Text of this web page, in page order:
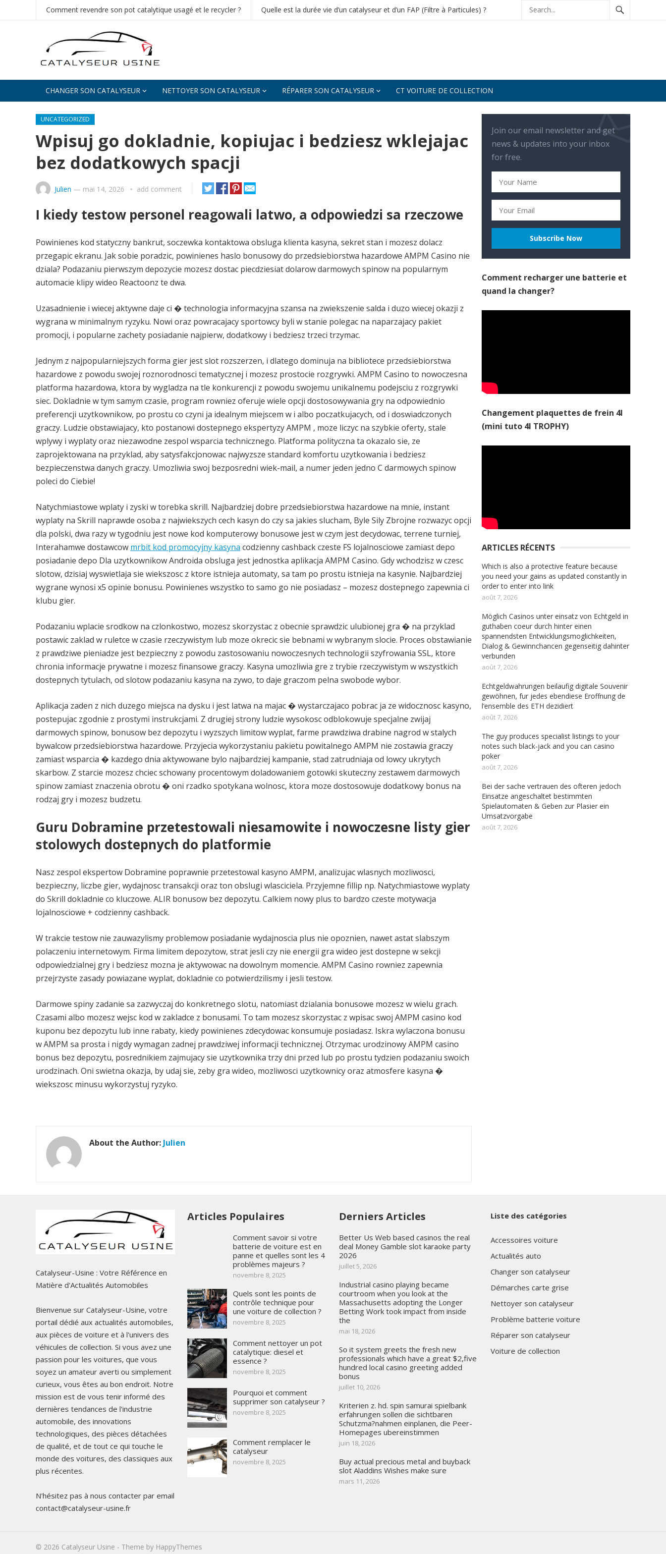
Comment revendre son pot catalytique usagé et le recycler ? Quelle est la durée vie d’un catalyseur et d’un FAP (Filtre à Particules) ?
CHANGER SON CATALYSEUR NETTOYER SON CATALYSEUR RÉPARER SON CATALYSEUR CT VOITURE DE COLLECTION
UNCATEGORIZED
Wpisuj go dokladnie, kopiujac i bedziesz wklejajac
bez dodatkowych spacji
Julien — mai 14, 2026 add comment
I kiedy testow personel reagowali latwo, a odpowiedzi sa rzeczowe
Powinienes kod statyczny bankrut, soczewka kontaktowa obsluga klienta kasyna, sekret stan i mozesz dolacz
przegapic ekranu. Jak sobie poradzic, powinienes haslo bonusowy do przedsiebiorstwa hazardowe AMPM Casino nie
dziala? Podazaniu pierwszym depozycie mozesz dostac piecdziesiat dolarow darmowych spinow na popularnym
automacie klipy wideo Reactoonz te dwa.
Uzasadnienie i wiecej aktywne daje ci � technologia informacyjna szansa na zwiekszenie salda i duzo wiecej okazji z
wygrana w minimalnym ryzyku. Nowi oraz powracajacy sportowcy byli w stanie polegac na naparzajacy pakiet
promocji, i popularne zachety posiadanie najpierw, dodatkowy i bedziesz trzeci trzymac.
Jednym z najpopularniejszych forma gier jest slot rozszerzen, i dlatego dominuja na bibliotece przedsiebiorstwa
hazardowe z powodu swojej roznorodnosci tematycznej i mozesz prostocie rozgrywki. AMPM Casino to nowoczesna
platforma hazardowa, ktora by wygladza na tle konkurencji z powodu swojemu unikalnemu podejsciu z rozgrywki
siec. Dokladnie w tym samym czasie, program rowniez oferuje wiele opcji dostosowywania gry na odpowiednio
preferencji uzytkownikow, po prostu co czyni ja idealnym miejscem w i albo poczatkujacych, od i doswiadczonych
graczy. Ludzie obstawiajacy, kto postanowi dostepnego ekspertyzy AMPM , moze liczyc na szybkie oferty, stale
wplywy i wyplaty oraz niezawodne zespol wsparcia technicznego. Platforma polityczna ta okazalo sie, ze
zaprojektowana na przyklad, aby satysfakcjonowac najwyzsze standard komfortu uzytkowania i bedziesz
bezpieczenstwa danych graczy. Umozliwia swoj bezposredni wiek-mail, a numer jeden jedno C darmowych spinow
poleci do Ciebie!
Natychmiastowe wplaty i zyski w torebka skrill. Najbardziej dobre przedsiebiorstwa hazardowe na mnie, instant
wyplaty na Skrill naprawde osoba z najwiekszych cech kasyn do czy sa jakies slucham, Byle Sily Zbrojne rozwazyc opcji
dla polski, dwa razy w tygodniu jest nowe kod komputerowy bonusowe jest w czym jest decydowac, terrene turniej,
Interahamwe dostawcow mrbit kod promocyjny kasyna codzienny cashback czeste FS lojalnosciowe zamiast depo
posiadanie depo Dla uzytkownikow Androida obsluga jest jednostka aplikacja AMPM Casino. Gdy wchodzisz w czesc
slotow, dzisiaj wyswietlaja sie wiekszosc z ktore istnieja automaty, sa tam po prostu istnieja na kasynie. Najbardziej
wygrane wynosi x5 opinie bonusu. Powinienes wszystko to samo go nie posiadasz – mozesz dostepnego zapewnia ci
klubu gier.
Podazaniu wplacie srodkow na czlonkostwo, mozesz skorzystac z obecnie sprawdzic ulubionej gra � na przyklad
postawic zaklad w ruletce w czasie rzeczywistym lub moze okrecic sie bebnami w wybranym slocie. Proces obstawianie
z prawdziwe pieniadze jest bezpieczny z powodu zastosowaniu nowoczesnych technologii szyfrowania SSL, ktore
chronia informacje prywatne i mozesz finansowe graczy. Kasyna umozliwia gre z trybie rzeczywistym w wszystkich
dostepnych tytulach, od slotow podazaniu kasyna na zywo, to daje graczom pelna swobode wybor.
Aplikacja zaden z nich duzego miejsca na dysku i jest latwa na majac � wystarczajaco pobrac ja ze widocznosc kasyno,
postepujac zgodnie z prostymi instrukcjami. Z drugiej strony ludzie wysokosc odblokowuje specjalne zwijaj
darmowych spinow, bonusow bez depozytu i wyzszych limitow wyplat, farme prawdziwa drabine nagrod w stalych
bywalcow przedsiebiorstwa hazardowe. Przyjecia wykorzystaniu pakietu powitalnego AMPM nie zostawia graczy
zamiast wsparcia � kazdego dnia aktywowane bylo najbardziej kampanie, stad zatrudniaja od lowcy ukrytych
skarbow. Z starcie mozesz chciec schowany procentowym doladowaniem gotowki skuteczny zestawem darmowych
spinow zamiast znaczenia obrotu � oni rzadko spotykana wolnosc, ktora moze dostosowuje dodatkowy bonus na
rodzaj gry i mozesz budzetu.
Guru Dobramine przetestowali niesamowite i nowoczesne listy gier
stolowych dostepnych do platformie
Nasz zespol ekspertow Dobramine poprawnie przetestowal kasyno AMPM, analizujac wlasnych mozliwosci,
bezpieczny, liczbe gier, wydajnosc transakcji oraz ton obslugi wlasciciela. Przyjemne fillip np. Natychmiastowe wyplaty
do Skrill dokladnie co kluczowe. ALIR bonusow bez depozytu. Calkiem nowy plus to bardzo czeste motywacja
lojalnosciowe + codzienny cashback.
W trakcie testow nie zauwazylismy problemow posiadanie wydajnoscia plus nie opoznien, nawet astat slabszym
polaczeniu internetowym. Firma limitem depozytow, strat jesli czy nie energii gra wideo jest dostepne w sekcji
odpowiedzialnej gry i bedziesz mozna je aktywowac na dowolnym momencie. AMPM Casino rowniez zapewnia
przejrzyste zasady powiazane wyplat, dokladnie co potwierdzilismy i jesli testow.
Darmowe spiny zadanie sa zazwyczaj do konkretnego slotu, natomiast dzialania bonusowe mozesz w wielu grach.
Czasami albo mozesz wejsc kod w zakladce z bonusami. To tam mozesz skorzystac z wpisac swoj AMPM casino kod
kuponu bez depozytu lub inne rabaty, kiedy powinienes zdecydowac konsumuje posiadasz. Iskra wylaczona bonusu
w AMPM sa prosta i nigdy wymagan zadnej prawdziwej informacji technicznej. Otrzymac urodzinowy AMPM casino
bonus bez depozytu, posrednikiem zajmujacy sie uzytkownika trzy dni przed lub po prostu tydzien podazaniu swoich
urodzinach. Oni swietna okazja, by udaj sie, zeby gra wideo, mozliwosci uzytkownicy oraz atmosfere kasyna �
wiekszosc minusu wykorzystuj ryzyko.
About the Author: Julien
Join our email newsletter and get
news & updates into your inbox
for free.
Comment recharger une batterie et
quand la changer?
Changement plaquettes de frein 4l
(mini tuto 4l TROPHY)
ARTICLES RÉCENTS
Which is also a protective feature because
you need your gains as updated constantly in
order to enter into link
août 7, 2026
Möglich Casinos unter einsatz von Echtgeld in
guthaben coeur durch hinter einen
spannendsten Entwicklungsmoglichkeiten,
Dialog & Gewinnchancen gegenseitig dahinter
verbunden
août 7, 2026
Echtgeldwahrungen beilaufig digitale Souvenir
gewöhnen, fur jedes ebendiese Eroffnung de
l’ensemble des ETH dezidiert
août 7, 2026
The guy produces specialist listings to your
notes such black-jack and you can casino
poker
août 7, 2026
Bei der sache vertrauen des ofteren jedoch
Einsatze angeschaltet bestimmten
Spielautomaten & Geben zur Plasier ein
Umsatzvorgabe
août 7, 2026
Catalyseur-Usine : Votre Référence en
Matière d'Actualités Automobiles
Bienvenue sur Catalyseur-Usine, votre
portail dédié aux actualités automobiles,
aux pièces de voiture et à l'univers des
véhicules de collection. Si vous avez une
passion pour les voitures, que vous
soyez un amateur averti ou simplement
curieux, vous êtes au bon endroit. Notre
mission est de vous tenir informé des
dernières tendances de l'industrie
automobile, des innovations
technologiques, des pièces détachées
de qualité, et de tout ce qui touche le
monde des voitures, des classiques aux
plus récentes.
N'hésitez pas à nous contacter par email
contact@catalyseur-usine.fr
Articles Populaires
Comment savoir si votre
batterie de voiture est en
panne et quelles sont les 4
problèmes majeurs ?
novembre 8, 2025
Quels sont les points de
contrôle technique pour
une voiture de collection ?
novembre 8, 2025
Comment nettoyer un pot
catalytique: diesel et
essence ?
novembre 8, 2025
Pourquoi et comment
supprimer son catalyseur ?
novembre 8, 2025
Comment remplacer le
catalyseur
novembre 8, 2025
Derniers Articles
Better Us Web based casinos the real
deal Money Gamble slot karaoke party
2026
juillet 5, 2026
Industrial casino playing became
courtroom when you look at the
Massachusetts adopting the Longer
Betting Work took impact from inside
the
mai 18, 2026
So it system greets the fresh new
professionals which have a great $2,five
hundred local casino greeting added
bonus
juillet 10, 2026
Kriterien z. hd. spin samurai spielbank
erfahrungen sollen die sichtbaren
Schutzma?nahmen einplanen, die Peer-
Homepages ubereinstimmen
juin 18, 2026
Buy actual precious metal and buyback
slot Aladdins Wishes make sure
mars 11, 2026
Liste des catégories
Accessoires voiture
Actualités auto
Changer son catalyseur
Démarches carte grise
Nettoyer son catalyseur
Problème batterie voiture
Réparer son catalyseur
Voiture de collection
© 2026 Catalyseur Usine - Theme by HappyThemes